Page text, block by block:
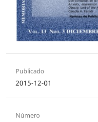
Publicado
2015-12-01
Número